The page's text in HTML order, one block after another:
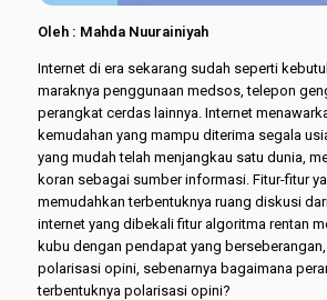
Oleh : Mahda Nuurainiyah
Internet di era sekarang sudah seperti
maraknya penggunaan medsos, telepon
perangkat cerdas lainnya. Internet
kemudahan yang mampu diterima segala
yang mudah telah menjangkau satu dunia,
koran sebagai sumber informasi. Fitur-fitur
memudahkan terbentuknya ruang diskusi
internet yang dibekali fitur algoritma rentan
kubu dengan pendapat yang
polarisasi opini, sebenarnya bagaimana
terbentuknya polarisasi opini?